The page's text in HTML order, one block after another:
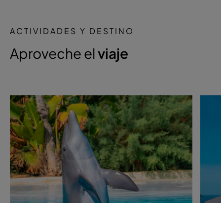
ACTIVIDADES Y DESTINO
Aproveche elviaje